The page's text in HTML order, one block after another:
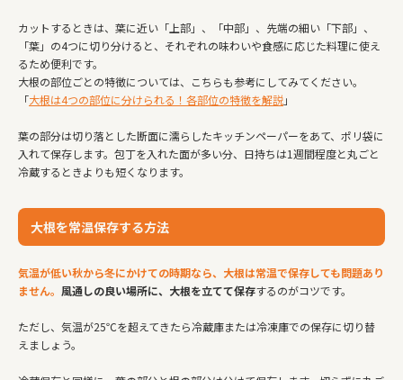
カットするときは、葉に近い「上部」、「中部」、先端の細い「下部」、
「葉」の4つに切り分けると、それぞれの味わいや食感に応じた料理に使え
るため便利です。
大根の部位ごとの特徴については、こちらも参考にしてみてください。
「大根は4つの部位に分けられる！各部位の特徴を解説」
葉の部分は切り落とした断面に濡らしたキッチンペーパーをあて、ポリ袋に
入れて保存します。包丁を入れた面が多い分、日持ちは1週間程度と丸ごと
冷蔵するときよりも短くなります。
大根を常温保存する方法
気温が低い秋から冬にかけての時期なら、大根は常温で保存しても問題あり
ません。 風通しの良い場所に、大根を立てて保存するのがコツです。
ただし、気温が25℃を超えてきたら冷蔵庫または冷凍庫での保存に切り替
えましょう。